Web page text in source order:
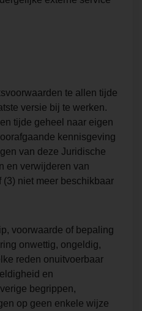
te allen tijde
versie bij te werken.
tijde geheel naar eigen
kennisgeving
van deze Juridische
en verwijderen van
niet meer beschikbaar
voorwaarde of bepaling
onwettig, ongeldig,
reden onuitvoerbaar
en
begrippen,
op geen enkele wijze